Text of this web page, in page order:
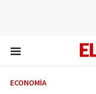
ECONOMÍA